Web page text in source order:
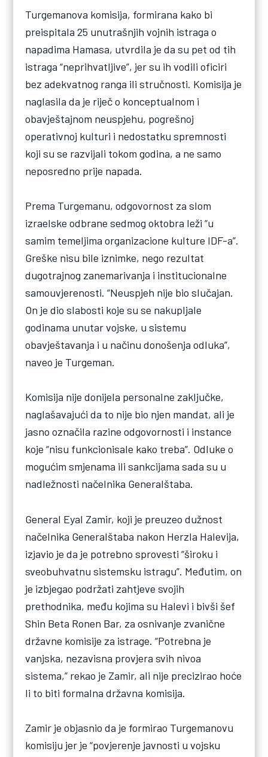
Turgemanova komisija, formirana kako bi
preispitala 25 unutrašnjih vojnih istraga o
napadima Hamasa, utvrdila je da su pet od tih
istraga “neprihvatljive”, jer su ih vodili oficiri
bez adekvatnog ranga ili stručnosti. Komisija je
naglasila da je riječ o konceptualnom i
obavještajnom neuspjehu, pogrešnoj
operativnoj kulturi i nedostatku spremnosti
koji su se razvijali tokom godina, a ne samo
neposredno prije napada.
Prema Turgemanu, odgovornost za slom
izraelske odbrane sedmog oktobra leži “u
samim temeljima organizacione kulture IDF-a”.
Greške nisu bile iznimke, nego rezultat
dugotrajnog zanemarivanja i institucionalne
samouvjerenosti. “Neuspjeh nije bio slučajan.
On je dio slabosti koje su se nakupljale
godinama unutar vojske, u sistemu
obavještavanja i u načinu donošenja odluka”,
naveo je Turgeman.
Komisija nije donijela personalne zaključke,
naglašavajući da to nije bio njen mandat, ali je
jasno označila razine odgovornosti i instance
koje “nisu funkcionisale kako treba”. Odluke o
mogućim smjenama ili sankcijama sada su u
nadležnosti načelnika Generalštaba.
General Eyal Zamir, koji je preuzeo dužnost
načelnika Generalštaba nakon Herzla Halevija,
izjavio je da je potrebno sprovesti “široku i
sveobuhvatnu sistemsku istragu”. Međutim, on
je izbjegao podržati zahtjeve svojih
prethodnika, među kojima su Halevi i bivši šef
Shin Beta Ronen Bar, za osnivanje zvanične
državne komisije za istrage. “Potrebna je
vanjska, nezavisna provjera svih nivoa
sistema,” rekao je Zamir, ali nije precizirao hoće
li to biti formalna državna komisija.
Zamir je objasnio da je formirao Turgemanovu
komisiju jer je “povjerenje javnosti u vojsku